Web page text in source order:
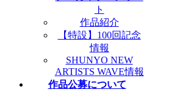
ト
作品紹介
【特設】100回記念
情報
SHUNYO NEW
ARTISTS WAVE情報
作品公募について